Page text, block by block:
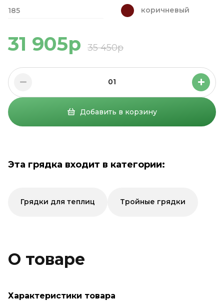
185
коричневый
31 905р 35 450р
01
Добавить в корзину
Эта грядка входит в категории:
Грядки для теплиц Тройные грядки
О товаре
Характеристики товара